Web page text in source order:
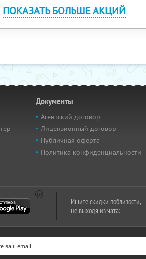
ПОКАЗАТЬ БОЛЬШЕ АКЦИЙ
Документы
Агентский договор
Лицензионный договор
Публичная оферта
Политика конфиденциальности
Ищите скидки поблизости,
не выходя из чата: